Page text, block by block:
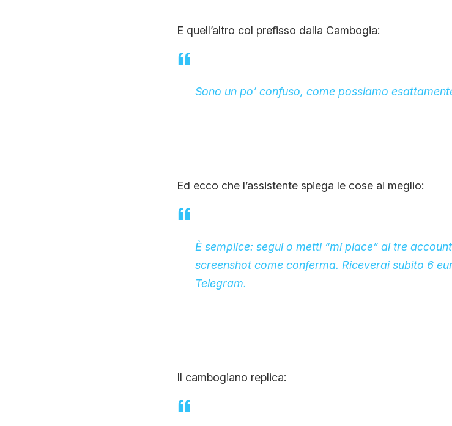
E quell’altro col prefisso dalla Cambogia:
Sono un po’ confuso, come possiamo
Ed ecco che l’assistente spiega le cose al meglio:
È semplice: segui o metti “mi piace” ai tre
screenshot come conferma. Riceverai subito 6
Telegram.
Il cambogiano replica: